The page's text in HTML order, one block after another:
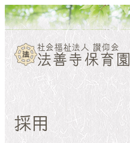
社会福祉法人 讃仰会
法善寺保育園
採用